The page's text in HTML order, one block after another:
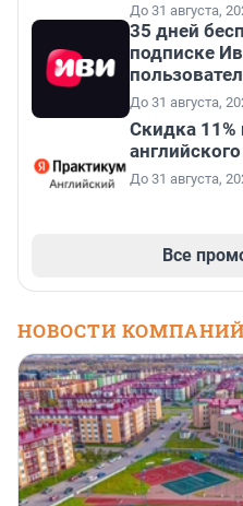
До 31 августа,
35 дней
подписке
До 31 августа,
Скидка 11%
английского
До 31 августа,
Все
НОВОСТИ КОМПАНИЙ